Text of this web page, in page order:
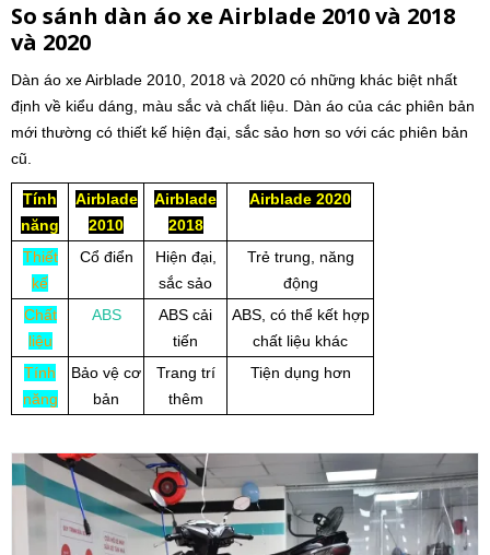
So sánh dàn áo xe Airblade 2010 và 2018
và 2020
Dàn áo xe Airblade 2010, 2018 và 2020 có những khác biệt nhất
định về kiểu dáng, màu sắc và chất liệu. Dàn áo của các phiên bản
mới thường có thiết kế hiện đại, sắc sảo hơn so với các phiên bản
cũ.
Tính
năng
Airblade
2010
Airblade
2018
Airblade 2020
Thiết
kế
Cổ điển
Hiện đại,
sắc sảo
Trẻ trung, năng
động
Chất
liệu
ABS
ABS cải
tiến
ABS, có thể kết hợp
chất liệu khác
Tính
năng
Bảo vệ cơ
bản
Trang trí
thêm
Tiện dụng hơn